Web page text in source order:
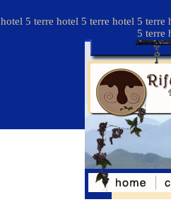
hotel 5 terre hotel 5 terre hotel 5
5 terre